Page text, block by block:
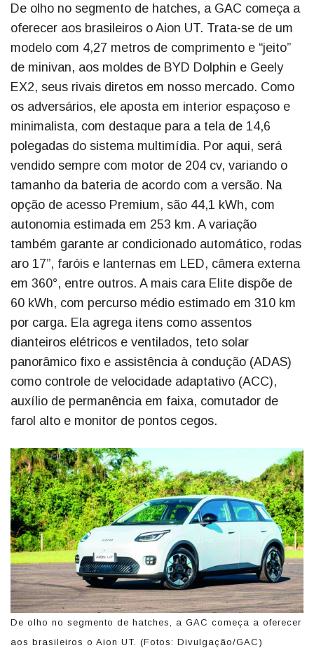
De olho no segmento de hatches, a GAC começa a
oferecer aos brasileiros o Aion UT. Trata-se de um
modelo com 4,27 metros de comprimento e “jeito”
de minivan, aos moldes de BYD Dolphin e Geely
EX2, seus rivais diretos em nosso mercado. Como
os adversários, ele aposta em interior espaçoso e
minimalista, com destaque para a tela de 14,6
polegadas do sistema multimídia. Por aqui, será
vendido sempre com motor de 204 cv, variando o
tamanho da bateria de acordo com a versão. Na
opção de acesso Premium, são 44,1 kWh, com
autonomia estimada em 253 km. A variação
também garante ar condicionado automático, rodas
aro 17”, faróis e lanternas em LED, câmera externa
em 360°, entre outros. A mais cara Elite dispõe de
60 kWh, com percurso médio estimado em 310 km
por carga. Ela agrega itens como assentos
dianteiros elétricos e ventilados, teto solar
panorâmico fixo e assistência à condução (ADAS)
como controle de velocidade adaptativo (ACC),
auxílio de permanência em faixa, comutador de
farol alto e monitor de pontos cegos.
De olho no segmento de hatches, a GAC começa a oferecer
aos brasileiros o Aion UT. (Fotos: Divulgação/GAC)